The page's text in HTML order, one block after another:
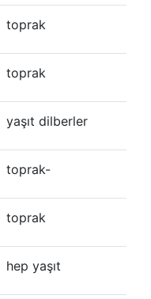
toprak
toprak
yaşıt dilberler
toprak-
toprak
hep yaşıt